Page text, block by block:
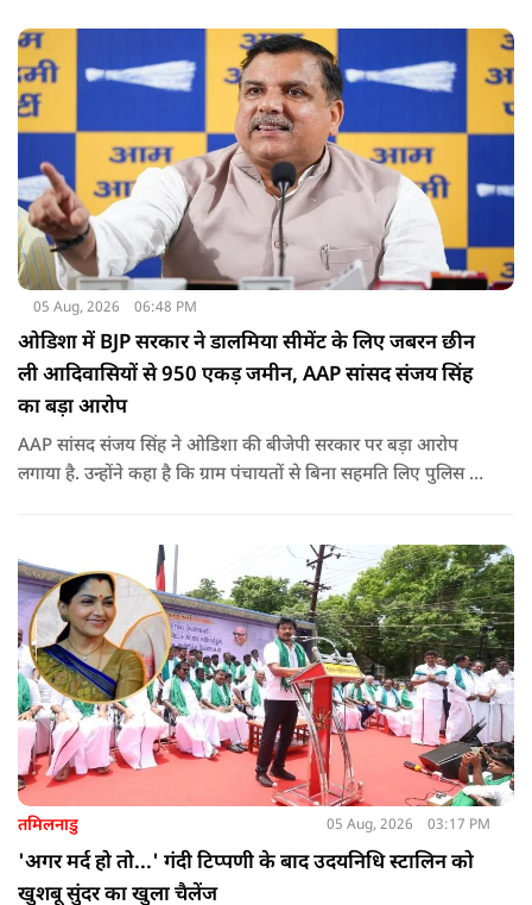
05 Aug, 2026 06:48 PM
ओडिशा में BJP सरकार ने डालमिया सीमेंट के लिए जबरन छीन
ली आदिवासियों से 950 एकड़ जमीन, AAP सांसद संजय सिंह
का बड़ा आरोप
AAP सांसद संजय सिंह ने ओडिशा की बीजेपी सरकार पर बड़ा आरोप
लगाया है. उन्होंने कहा है कि ग्राम पंचायतों से बिना सहमति लिए पुलिस के
तमिलनाडु 05 Aug, 2026 03:17 PM
'अगर मर्द हो तो...' गंदी टिप्पणी के बाद उदयनिधि स्टालिन को
खुशबू सुंदर का खुला चैलेंज